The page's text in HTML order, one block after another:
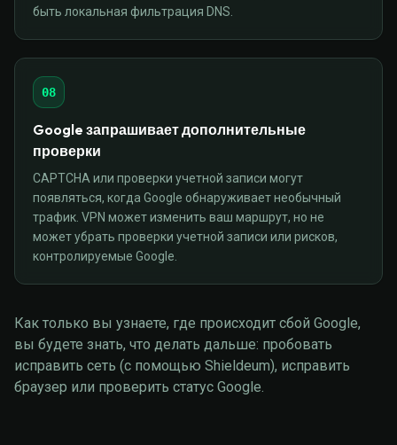
быть локальная фильтрация DNS.
08
Google запрашивает дополнительные
проверки
CAPTCHA или проверки учетной записи могут
появляться, когда Google обнаруживает необычный
трафик. VPN может изменить ваш маршрут, но не
может убрать проверки учетной записи или рисков,
контролируемые Google.
Как только вы узнаете, где происходит сбой Google,
вы будете знать, что делать дальше: пробовать
исправить сеть (с помощью Shieldeum), исправить
браузер или проверить статус Google.